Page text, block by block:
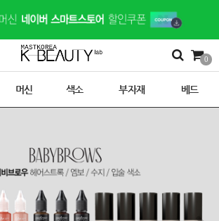
0
머신 색소 부자재 베드